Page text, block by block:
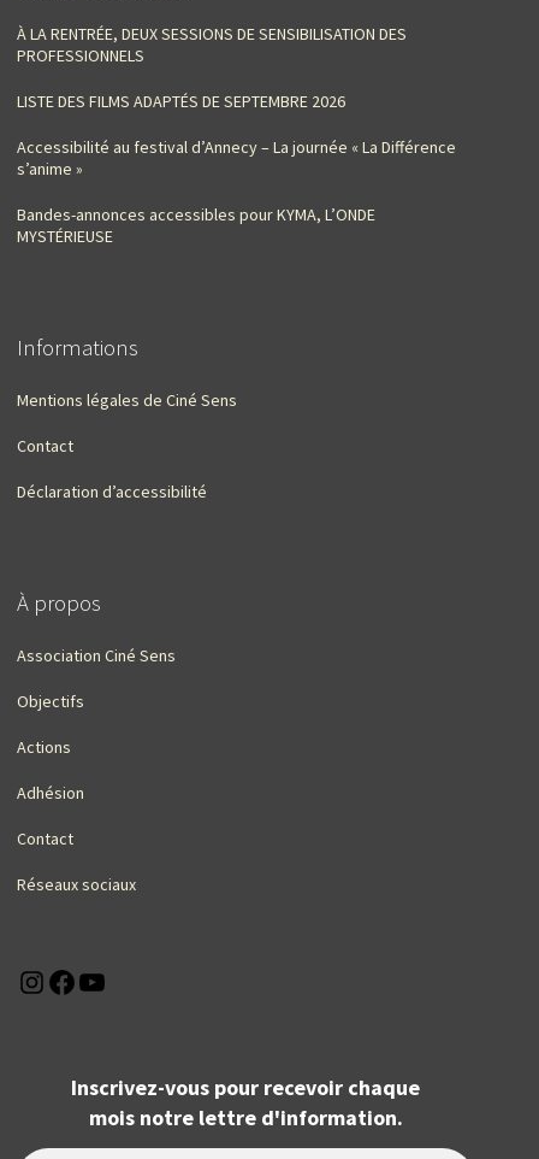
À LA RENTRÉE, DEUX SESSIONS DE SENSIBILISATION DES
PROFESSIONNELS
LISTE DES FILMS ADAPTÉS DE SEPTEMBRE 2026
Accessibilité au festival d’Annecy – La journée « La Différence
s’anime »
Bandes-annonces accessibles pour KYMA, L’ONDE
MYSTÉRIEUSE
Informations
Mentions légales de Ciné Sens
Contact
Déclaration d’accessibilité
À propos
Association Ciné Sens
Objectifs
Actions
Adhésion
Contact
Réseaux sociaux
Instagram
Facebook
Inscrivez-vous pour recevoir chaque
mois notre lettre d'information.